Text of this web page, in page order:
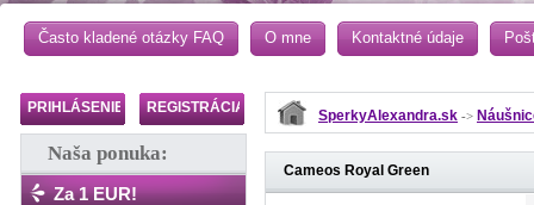
Často kladené otázky FAQ O mne Kontaktné údaje
PRIHLÁSENIE REGISTRÁCIA
Naša ponuka:
Za 1 EUR!
SperkyAlexandra.sk ->
Cameos Royal Green